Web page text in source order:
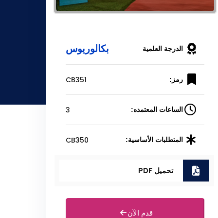
الدرجة العلمية بكالوريوس
رمز: CB351
الساعات المعتمده: 3
المتطلبات الأساسية: CB350
تحميل PDF
قدم الآن